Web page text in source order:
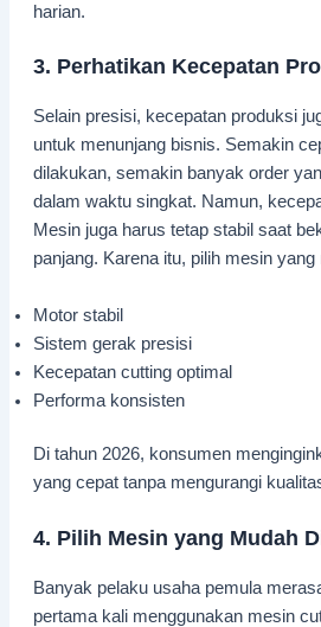
harian.
3. Perhatikan Kecepatan
Selain presisi, kecepatan produksi
untuk menunjang bisnis. Semakin
dilakukan, semakin banyak order
dalam waktu singkat. Namun,
Mesin juga harus tetap stabil saat
panjang. Karena itu, pilih mesin yang
Motor stabil
Sistem gerak presisi
Kecepatan cutting optimal
Performa konsisten
Di tahun 2026, konsumen
yang cepat tanpa mengurangi
4. Pilih Mesin yang Mudah
Banyak pelaku usaha pemula
pertama kali menggunakan mesin